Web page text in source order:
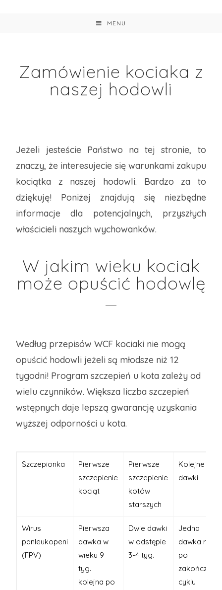
MENU
Zamówienie kociaka z
naszej hodowli
Jeżeli jesteście Państwo na tej stronie, to
znaczy, że interesujecie się warunkami zakupu
kociątka z naszej hodowli. Bardzo za to
dziękuję! Poniżej znajdują się niezbędne
informacje dla potencjalnych, przyszłych
właścicieli naszych wychowanków.
W jakim wieku kociak
może opuścić hodowlę
Według przepisów WCF kociaki nie mogą
opuścić hodowli jeżeli są młodsze niż 12
tygodni! Program szczepień u kota zależy od
wielu czynników. Większa liczba szczepień
wstępnych daje lepszą gwarancję uzyskania
wyższej odporności u kota.
Szczepionka
Pierwsze
szczepienie
kociąt
Pierwsze
szczepienie
kotów
starszych
Kolejne
dawki
Wirus
panleukopeni
(FPV)
Pierwsza
dawka w
wieku 9
tyg.
kolejna po
Dwie dawki
w odstępie
3-4 tyg.
Jedna
dawka rok
po
zakończeniu
cyklu